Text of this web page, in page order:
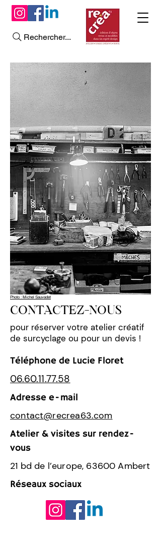
Rechercher...
Photo : Michel Sauvadet
CONTACTEZ-NOUS
pour réserver votre atelier créatif
de surcyclage ou pour un devis !
Téléphone de Lucie Floret
06.60.11.77.58
Adresse e-mail
contact@recrea63.com
Atelier & visites sur rendez-
vous
21 bd de l’europe, 63600 Ambert
Réseaux sociaux